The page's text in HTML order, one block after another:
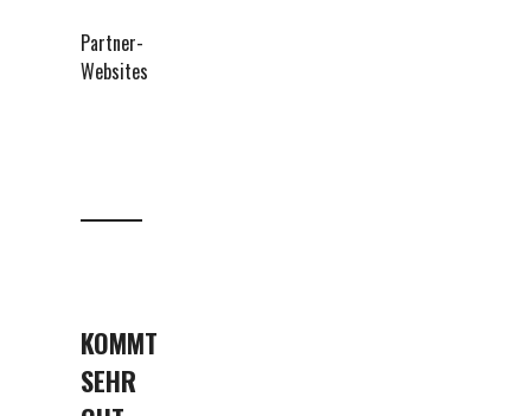
Partner-
Websites
KOMMT
SEHR